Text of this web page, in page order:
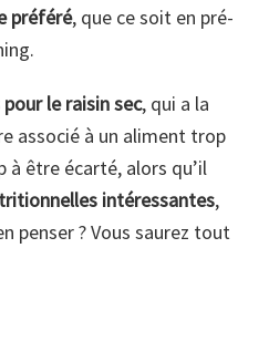
préféré, que ce soit en pré-
pour le raisin sec, qui a la
associé à un aliment trop
à être écarté, alors qu’il
intéressantes,
penser ? Vous saurez tout